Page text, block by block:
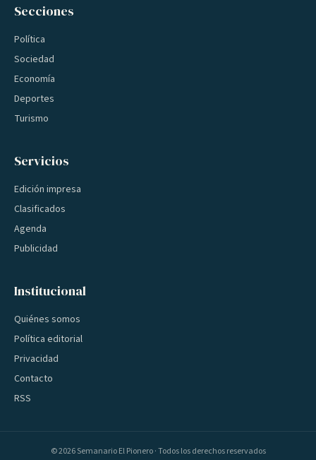
Secciones
Política
Sociedad
Economía
Deportes
Turismo
Servicios
Edición impresa
Clasificados
Agenda
Publicidad
Institucional
Quiénes somos
Política editorial
Privacidad
Contacto
RSS
©2026Semanario El Pionero · Todos los derechos reservados